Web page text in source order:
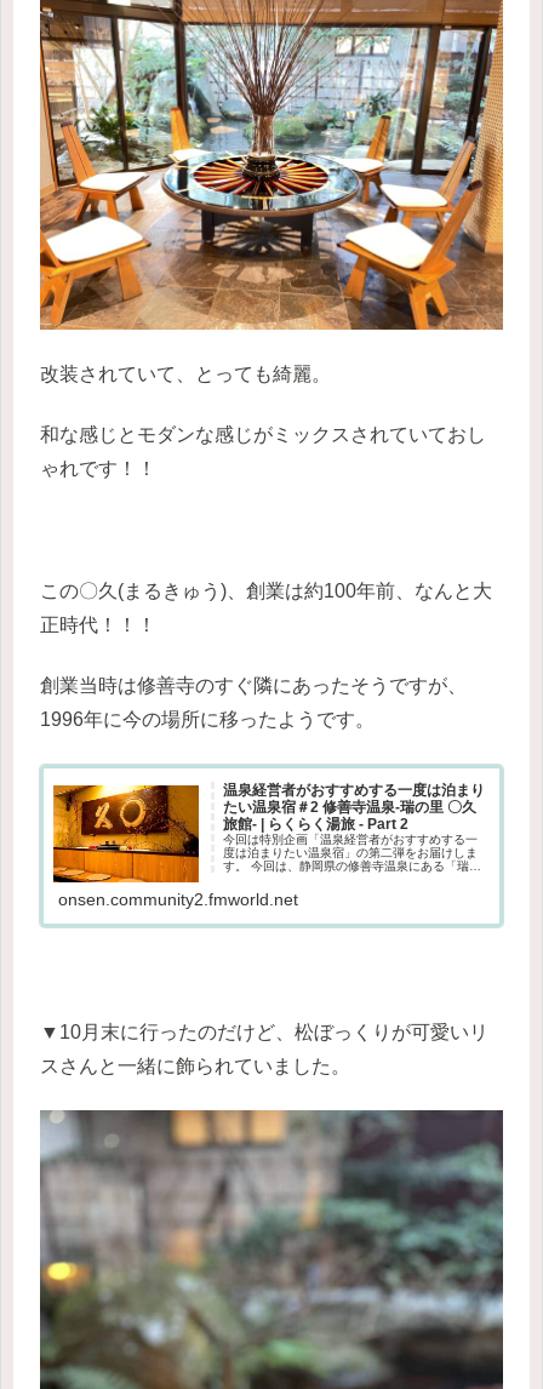
改装されていて、とっても綺麗。
和な感じとモダンな感じがミックスされていておし
ゃれです！！
この〇久(まるきゅう)、創業は約100年前、なんと大
正時代！！！
創業当時は修善寺のすぐ隣にあったそうですが、
1996年に今の場所に移ったようです。
温泉経営者がおすすめする一度は泊まり
たい温泉宿＃2 修善寺温泉-瑞の里 〇久
旅館- | らくらく湯旅 - Part 2
今回は特別企画「温泉経営者がおすすめする一
度は泊まりたい温泉宿」の第二弾をお届けしま
す。 今回は、静岡県の修善寺温泉にある「瑞の
者の方へインタビューさせていただきました。
温泉経営者の方が素晴らし...
onsen.community2.fmworld.net
▼10月末に行ったのだけど、松ぼっくりが可愛いリ
スさんと一緒に飾られていました。